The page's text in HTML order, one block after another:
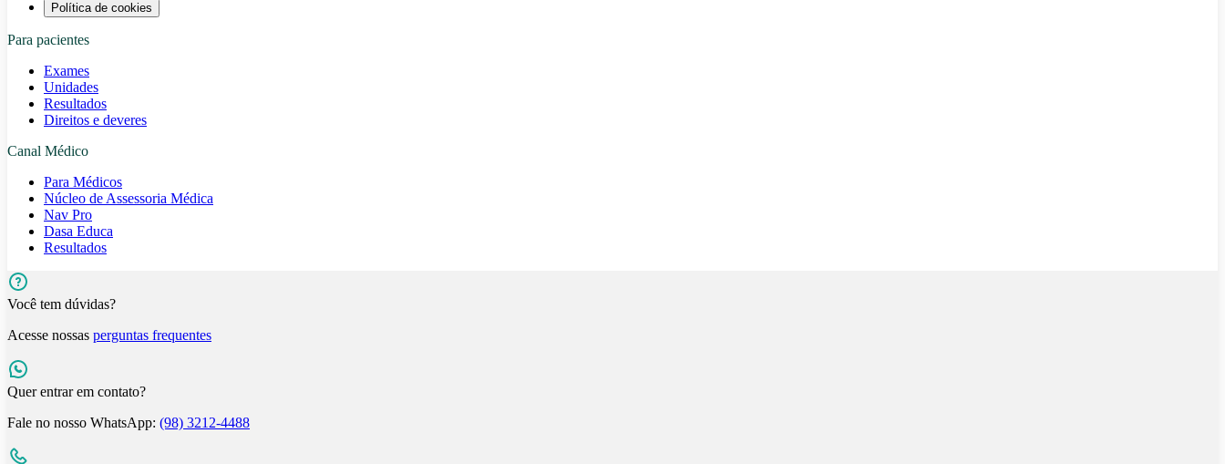
Política de cookies
Para pacientes
Exames
Unidades
Resultados
Direitos e deveres
Canal Médico
Para Médicos
Núcleo de Assessoria Médica
Nav Pro
Dasa Educa
Resultados
Você tem dúvidas?
Acesse nossas perguntas frequentes
Quer entrar em contato?
Fale no nosso WhatsApp: (98) 3212-4488